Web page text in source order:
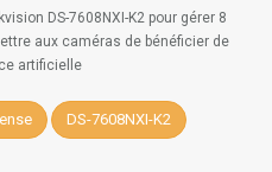
DS-7608NXI-K2 pour gérer 8
aux caméras de bénéficier de
artificielle
DS-7608NXI-K2